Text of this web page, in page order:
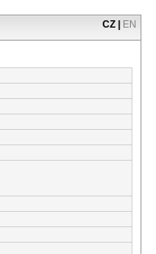
CZ EN